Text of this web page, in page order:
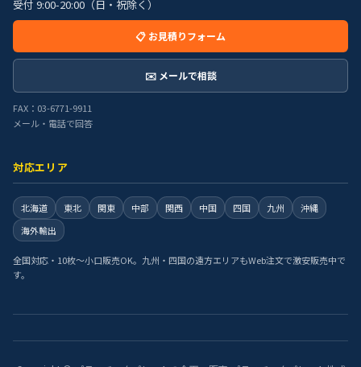
受付 9:00-20:00（日・祝除く）
📋 お見積りフォーム
✉️ メールで相談
FAX：03-6771-9911
メール・電話で回答
対応エリア
北海道 東北 関東 中部 関西 中国 四国 九州
沖縄
海外輸出
全国対応・10枚〜小口販売OK。九州・四国の遠方エリアもWeb注文で激安販売中で
す。